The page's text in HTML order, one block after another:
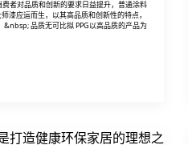
者对品质和创新的要求日益提升，普通涂料
漆应运而生，以其高品质和创新性的特点，